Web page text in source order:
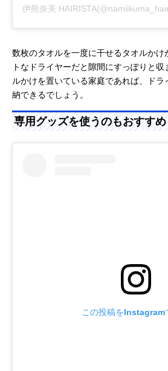
数枚のタオルを一度に干せるタオルかけ
トなドライヤーだと隙間にすっぽりと
ルかけを置いている家庭であれば、ドラ
納できるでしょう。
専用グッズを使うのもおすすめ
この投稿をInstagram